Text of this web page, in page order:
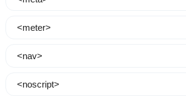
<meter>
<nav>
<noscript>